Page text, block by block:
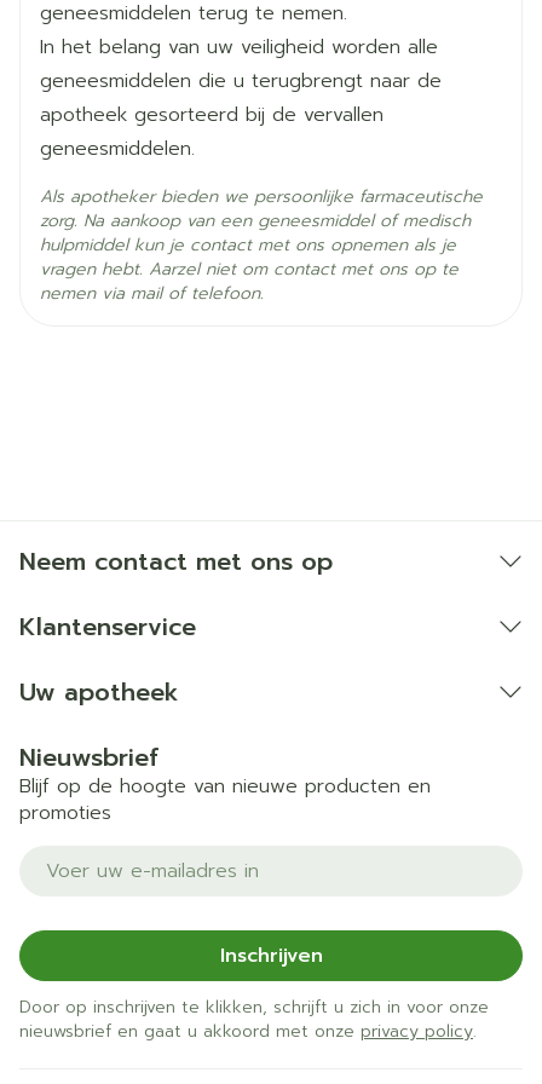
Het kalium- of natriumgehalte in uw bloed is te
laag ondanks behandeling om het kalium- of
natriumgehalte in uw bloed te verhogen.
Het calciumgehalte in uw bloed is te hoog
uw bloed te verlagen.
U heeft jicht (urinezuurkristallen in de gewrichten).
U heeft erg lage bloeddruk (hypotensie).
U heeft vernauwing van de aortaklep
behandeling, kan uw arts u een hogere of een
lagere dosis voorstellen.
25°C)
geneesmiddelen terug te nemen.
In het belang van uw veiligheid worden alle
geneesmiddelen die u terugbrengt naar de
apotheek gesorteerd bij de vervallen
geneesmiddelen.
Als apotheker bieden we persoonlijke farmaceutische
zorg. Na aankoop van een geneesmiddel of medisch
hulpmiddel kun je contact met ons opnemen als je
vragen hebt. Aarzel niet om contact met ons op te
nemen via mail of telefoon.
Neem contact met ons op
Klantenservice
Uw apotheek
Nieuwsbrief
Blijf op de hoogte van nieuwe producten en
promoties
E-mail adres
Inschrijven
Door op inschrijven te klikken, schrijft u zich in voor onze
nieuwsbrief en gaat u akkoord met onze privacy policy.